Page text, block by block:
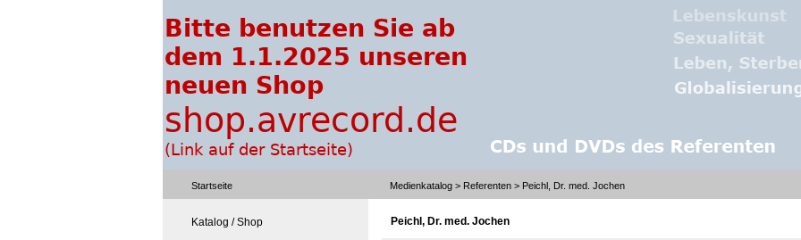
Startseite Medienkatalog > Referenten > Peichl, Dr. med. Jochen
Katalog / Shop Peichl, Dr. med. Jochen